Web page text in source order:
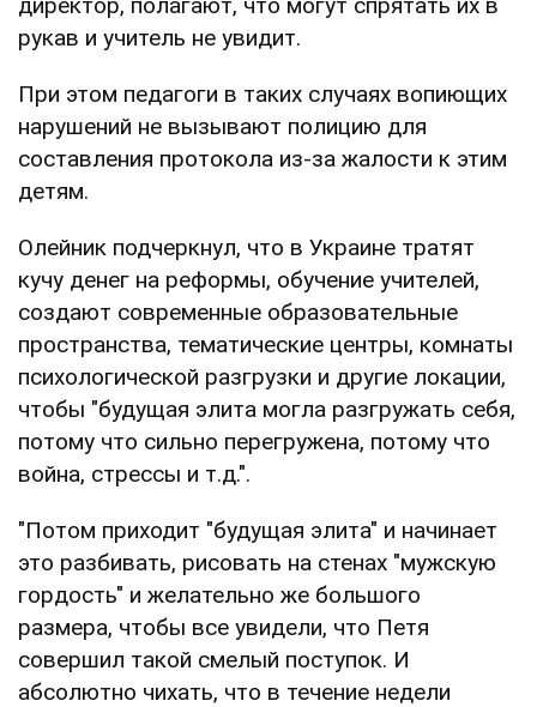
рукав и учитель не увидит.
При этом педагоги в таких случаях вопиющих
нарушений не вызывают полицию для
составления протокола из-за жалости к этим
детям.
Олейник подчеркнул, что в Украине тратят
кучу денег на реформы, обучение учителей,
создают современные образовательные
пространства, тематические центры, комнаты
психологической разгрузки и другие локации,
чтобы "будущая элита могла разгружать себя,
потому что сильно перегружена, потому что
война, стрессы и т.д.".
"Потом приходит "будущая элита" и начинает
это разбивать, рисовать на стенах "мужскую
гордость" и желательно же большого
размера, чтобы все увидели, что Петя
совершил такой смелый поступок. И
абсолютно чихать, что в течение недели